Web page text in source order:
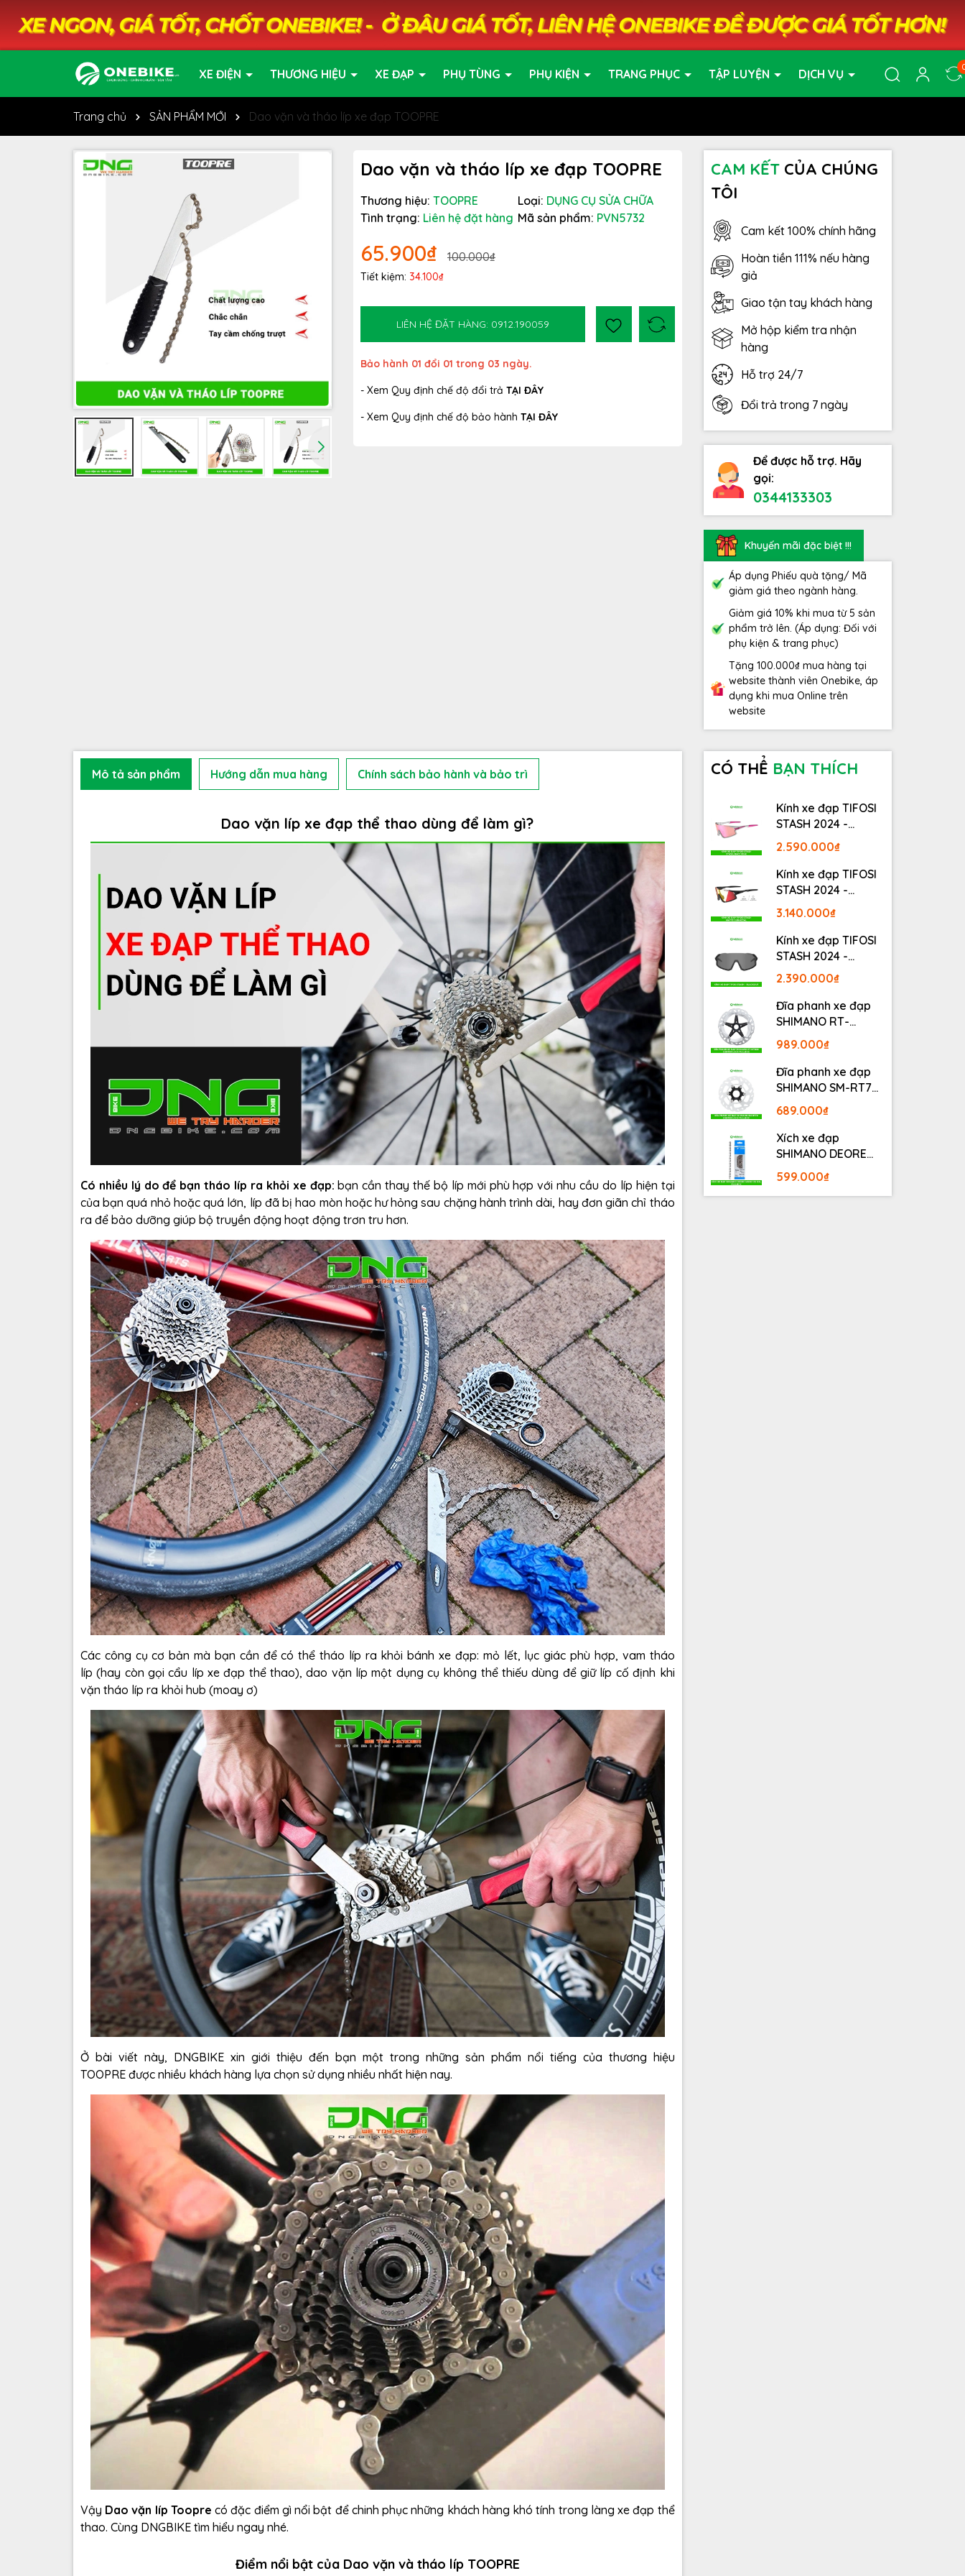
XE ĐIỆN THƯƠNG HIỆU XE ĐẠP PHỤ TÙNG PHỤ KIỆN TRANG PHỤC TẬP LUYỆN DỊCH VỤ
Trang chủ SẢN PHẨM MỚI Dao vặn và tháo líp xe đạp TOOPRE
Dao vặn và tháo líp xe đạp TOOPRE
Thương hiệu: TOOPRE Loại: DỤNG CỤ SỬA CHỮA
Tình trạng: Liên hệ đặt hàng Mã sản phẩm: PVN5732
65.900₫ 100.000₫
Tiết kiệm: 34.100₫
LIÊN HỆ ĐẶT HÀNG: 0912.190059
Bảo hành 01 đổi 01 trong 03 ngày.
- Xem Quy định chế độ đổi trả TẠI ĐÂY
- Xem Quy định chế độ bảo hành TẠI ĐÂY
CAM KẾTCỦA CHÚNG
TÔI
Cam kết 100% chính hãng
Hoàn tiền 111% nếu hàng
giả
Giao tận tay khách hàng
Mở hộp kiểm tra nhận
hàng
Hỗ trợ 24/7
Đổi trả trong 7 ngày
Để được hỗ trợ. Hãy
gọi:
0344133303
Khuyến mãi đặc biệt !!!
Áp dụng Phiếu quà tặng/ Mã
giảm giá theo ngành hàng.
Giảm giá 10% khi mua từ 5 sản
phẩm trở lên. (Áp dụng: Đối với
phụ kiện & trang phục)
Tặng 100.000₫ mua hàng tại
website thành viên Onebike, áp
dụng khi mua Online trên
website
Mô tả sản phẩm Hướng dẫn mua hàng Chính sách bảo hành và bảo trì
Dao vặn líp xe đạp thể thao dùng để làm gì?
Có nhiều lý do để bạn tháo líp ra khỏi xe đạp: bạn cần thay thế bộ líp mới phù hợp với nhu cầu do líp hiện tại
của bạn quá nhỏ hoặc quá lớn, líp đã bị hao mòn hoặc hư hỏng sau chặng hành trình dài, hay đơn giãn chỉ tháo
ra để bảo dưỡng giúp bộ truyền động hoạt động trơn tru hơn.
Các công cụ cơ bản mà bạn cần để có thể tháo líp ra khỏi bánh xe đạp: mỏ lết, lục giác phù hợp, vam tháo
líp (hay còn gọi cẩu líp xe đạp thể thao),dao vặn líp một dụng cụ không thể thiếu dùng để giữ líp cố định khi
vặn tháo líp ra khỏi hub (moay ơ)
Ở bài viết này, DNGBIKE xin giới thiệu đến bạn một trong những sản phẩm nổi tiếng của thương hiệu
TOOPRE được nhiều khách hàng lựa chọn sử dụng nhiều nhất hiện nay.
Vậy Dao vặn líp Toopre có đặc điểm gì nổi bật để chinh phục những khách hàng khó tính trong làng xe đạp thể
thao. Cùng DNGBIKE tìm hiểu ngay nhé.
Điểm nổi bật của Dao vặn và tháo líp TOOPRE
CÓ THỂ BẠN THÍCH
Kính xe đạp TIFOSI
STASH 2024 -
STASH, RACE PINK
2.590.000₫
Kính xe đạp TIFOSI
STASH 2024 -
MATTE GUNMETAL
3.140.000₫
Kính xe đạp TIFOSI
STASH 2024 -
BLACKOUT
2.390.000₫
Đĩa phanh xe đạp
SHIMANO RT-
MT800 Center lock
Fullbox
989.000₫
Đĩa phanh xe đạp
SHIMANO SM-RT70
Center lock Fullbox
689.000₫
Xích xe đạp
SHIMANO DEORE
M6100 12S 126L
Fullbox
599.000₫